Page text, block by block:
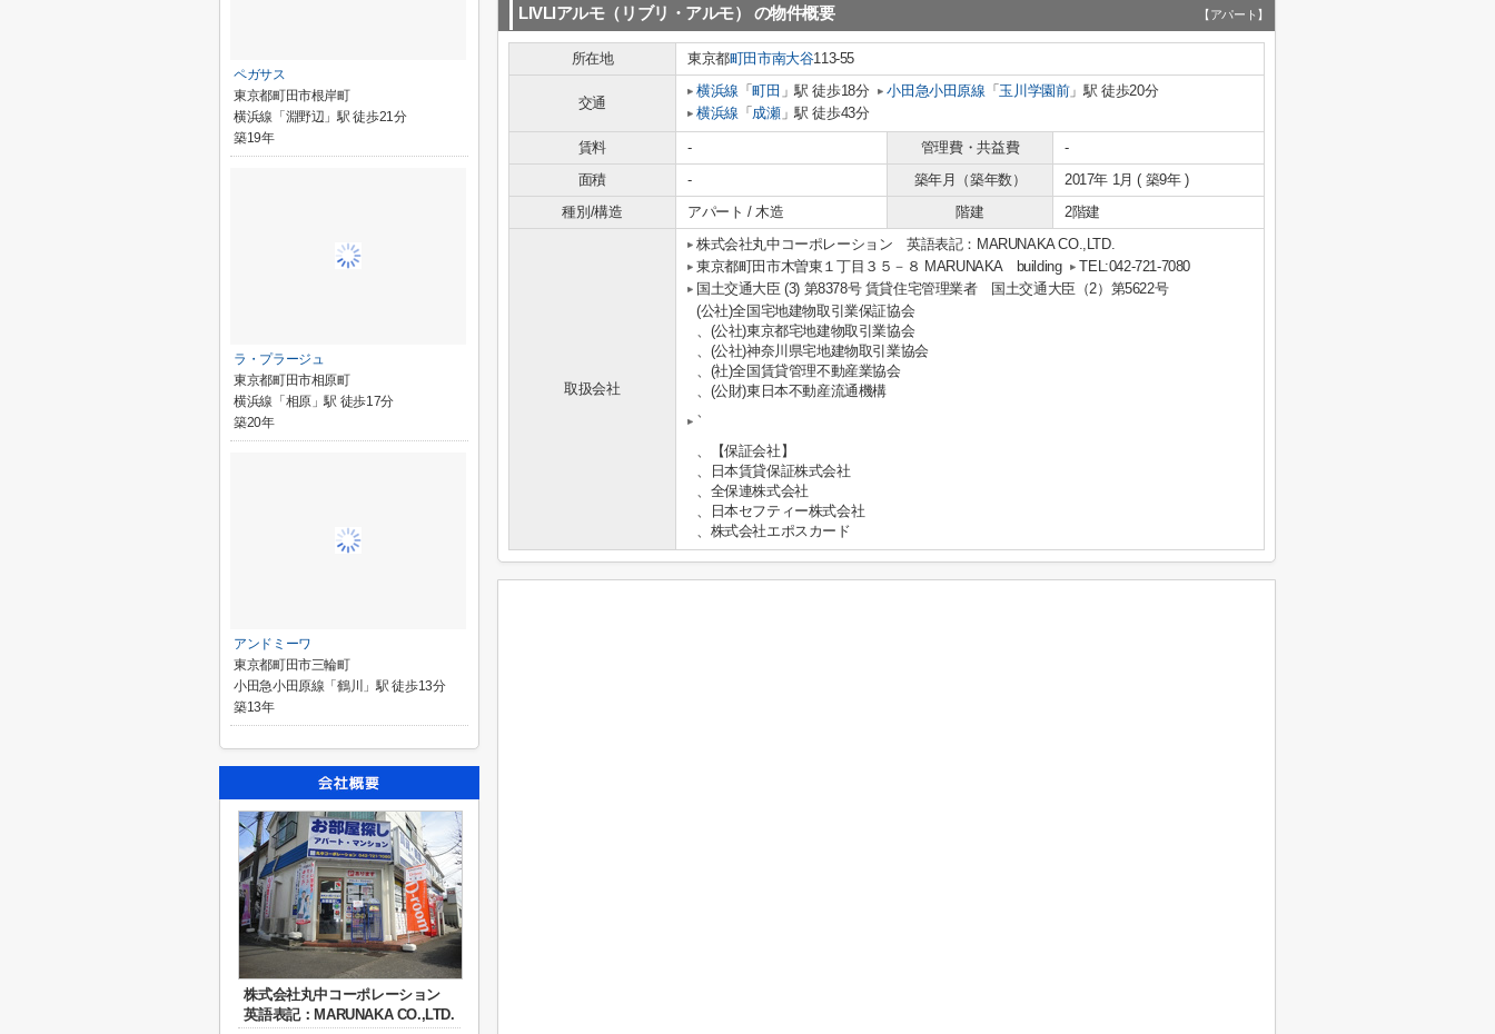
LIVLIアルモ（リブリ・アルモ） の物件概要 【アパート】
所在地 東京都町田市南大谷113-55
交通
横浜線 「町田 」駅 徒歩18分 小田急小田原線 「 玉川学園前」駅 徒歩20分
横浜線 「 成瀬」駅 徒歩43分
賃料 - 管理費・共益費
-
面積
- 築年月（築年数）
2017年 1月 ( 築9年 )
種別/構造
アパート / 木造 階建 2階建
取扱会社
株式会社丸中コーポレーション 英語表記：MARUNAKA CO.,LTD.
東京都町田市木曽東１丁目３５－８ MARUNAKA building
TEL:042-721-7080
国土交通大臣 (3) 第8378号 賃貸住宅管理業者 国土交通大臣（2）第5622号
(公社)全国宅地建物取引業保証協会
、(公社)東京都宅地建物取引業協会
、(公社)神奈川県宅地建物取引業協会
、(社)全国賃貸管理不動産業協会
、(公財)東日本不動産流通機構
、
、【保証会社】
、日本賃貸保証株式会社
、全保連株式会社
、日本セフティー株式会社
、株式会社エポスカード
ペガサス
東京都町田市根岸町
横浜線「淵野辺」駅 徒歩21分
築19年
ラ・プラージュ
東京都町田市相原町
横浜線「相原」駅 徒歩17分
築20年
アンドミーワ
東京都町田市三輪町
小田急小田原線「鶴川」駅 徒歩13分
築13年
株式会社丸中コーポレーション
英語表記：MARUNAKA CO.,LTD.